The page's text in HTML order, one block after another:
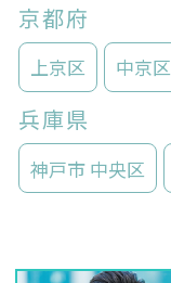
京都府
上京区 中京区
兵庫県
神戸市 中央区